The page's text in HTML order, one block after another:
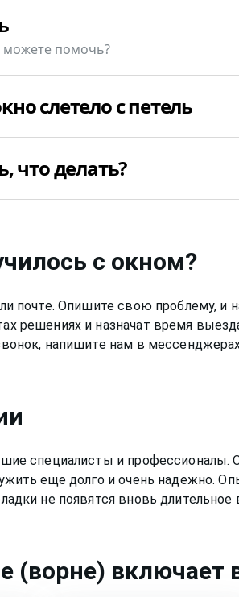
можете помочь?
мастера для ремонта
слетело с петель
установлена на окне.
пластикового окна Vorne (ворне) от
что делать?
с окном?
почте. Опишите свою проблему,
решениях и назначат время
напишите нам в
специалисты и
еще долго и очень надежно.
не появятся вновь длительное
(ворне) включает